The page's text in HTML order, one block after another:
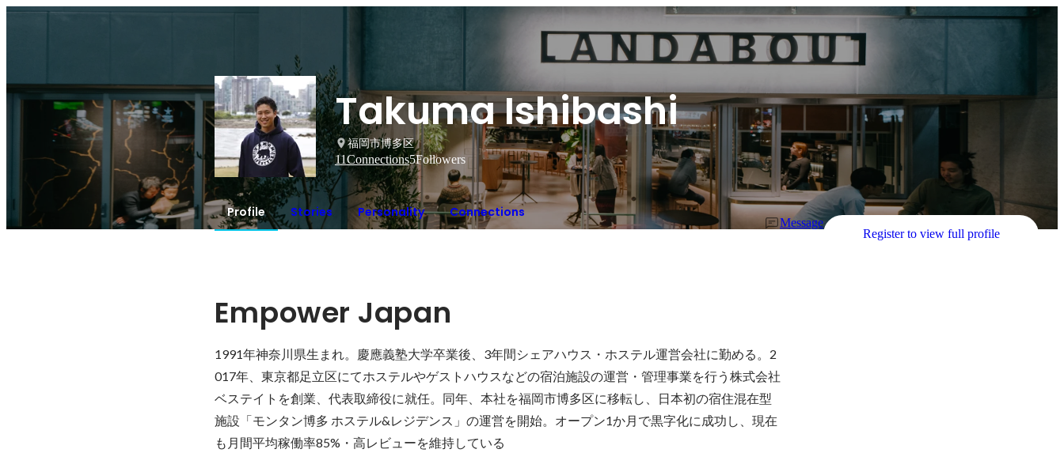
Takuma Ishibashi
福岡市博多区
11Connections5Followers
Profile Stories Personality Connections
Message
Register to view full profile
Empower Japan
1991年神奈川県生まれ。慶應義塾大学卒業後、3年間シェアハウス・ホステル運営会社に勤める。2
017年、東京都足立区にてホステルやゲストハウスなどの宿泊施設の運営・管理事業を行う株式会社
ベステイトを創業、代表取締役に就任。同年、本社を福岡市博多区に移転し、日本初の宿住混在型
施設「モンタン博多 ホステル&レジデンス」の運営を開始。オープン1か月で黒字化に成功し、現在
も月間平均稼働率85%・高レビューを維持している